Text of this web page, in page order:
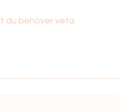
du behöver veta